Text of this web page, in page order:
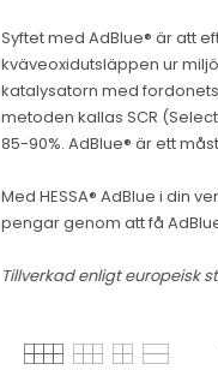
Syftet med AdBlue® är att
kväveoxidutsläppen ur
katalysatorn med
metoden kallas SCR
85-90%. AdBlue® är ett
Med HESSA® AdBlue i din
pengar genom att få
Tillverkad enligt europeisk